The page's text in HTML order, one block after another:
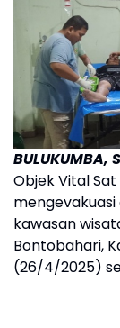
BULUKUMBA,
Objek Vital
kawasan
Bontobahari,
(26/4/2025)